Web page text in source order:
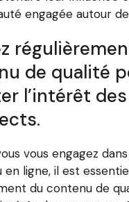
engagée autour
de qualité
l’intérêt des
vous engagez
en ligne, il est
du contenu de